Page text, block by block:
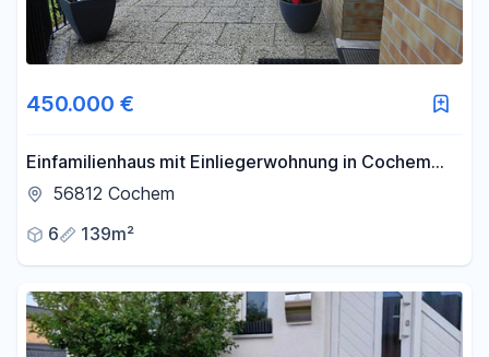
450.000 €
Einfamilienhaus mit Einliegerwohnung in Cochem
Oberstadt zu verkaufen
56812 Cochem
6
139m²